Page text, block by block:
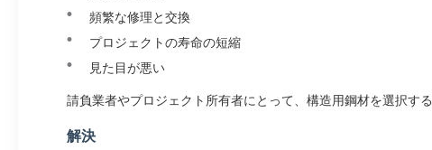
頻繁な修理と交換
プロジェクトの寿命の短縮
見た目が悪い
請負業者やプロジェクト所有者にとって、構造用鋼材を選択す
解決